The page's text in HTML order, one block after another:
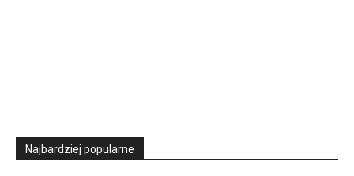
Najbardziej popularne